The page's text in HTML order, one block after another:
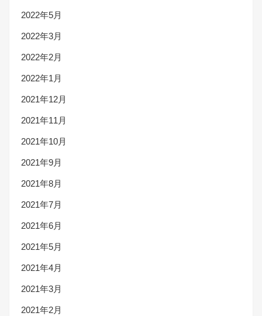
2022年5月
2022年3月
2022年2月
2022年1月
2021年12月
2021年11月
2021年10月
2021年9月
2021年8月
2021年7月
2021年6月
2021年5月
2021年4月
2021年3月
2021年2月